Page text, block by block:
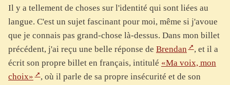
Il y a tellement de choses sur l'identité qui sont liées au
langue. C'est un sujet fascinant pour moi, même si j'avoue
que je connais pas grand-chose là-dessus. Dans mon billet
précédent, j'ai reçu une belle réponse de Brendan
, et il a
écrit son propre billet en français, intitulé «Ma voix, mon
choix»
, où il parle de sa propre insécurité et de son